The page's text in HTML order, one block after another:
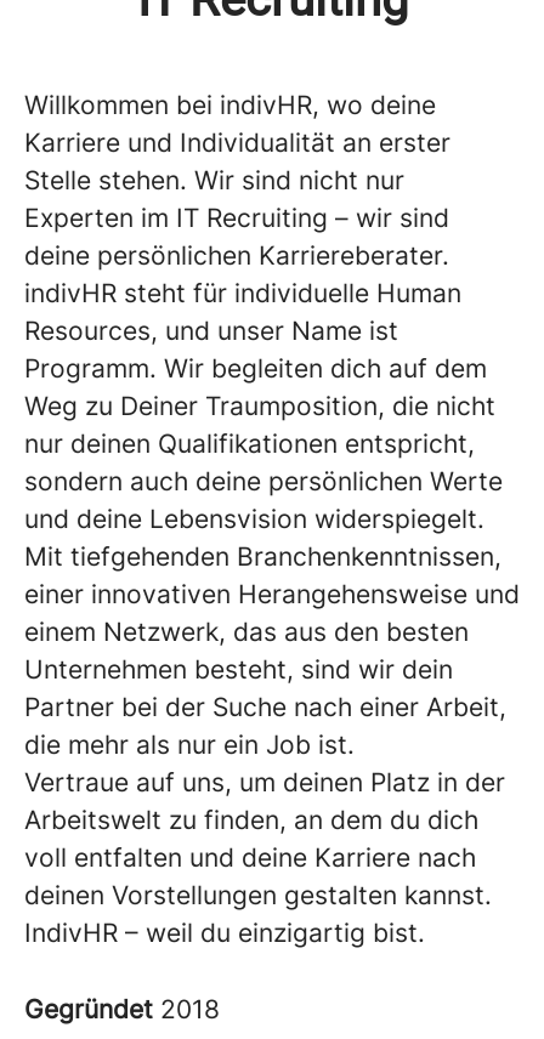
Willkommen bei indivHR, wo deine
Karriere und Individualität an erster
Stelle stehen. Wir sind nicht nur
Experten im IT Recruiting – wir sind
deine persönlichen Karriereberater.
indivHR steht für individuelle Human
Resources, und unser Name ist
Programm. Wir begleiten dich auf dem
Weg zu Deiner Traumposition, die nicht
nur deinen Qualifikationen entspricht,
sondern auch deine persönlichen Werte
und deine Lebensvision widerspiegelt.
Mit tiefgehenden Branchenkenntnissen,
einer innovativen Herangehensweise und
einem Netzwerk, das aus den besten
Unternehmen besteht, sind wir dein
Partner bei der Suche nach einer Arbeit,
die mehr als nur ein Job ist.
Vertraue auf uns, um deinen Platz in der
Arbeitswelt zu finden, an dem du dich
voll entfalten und deine Karriere nach
deinen Vorstellungen gestalten kannst.
IndivHR – weil du einzigartig bist.
Gegründet 2018